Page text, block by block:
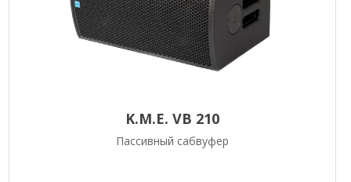
K.M.E. VB 210
Пассивный сабвуфер